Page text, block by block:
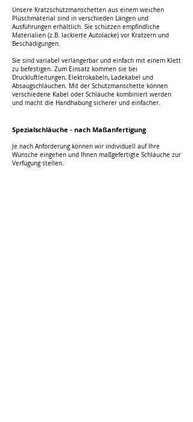
Unsere Kratzschutzmanschetten aus einem weichen
Plüschmaterial sind in verschieden Längen und
Ausführungen erhältlich. Sie schützen empfindliche
Materialien (z.B. lackierte Autolacke) vor Kratzern und
Beschädigungen.
Sie sind variabel verlängerbar und einfach mit einem Klett
zu befestigen. Zum Einsatz kommen sie bei
Druckluftleitungen, Elektrokabeln, Ladekabel und
Absaugschläuchen. Mit der Schutzmanschette können
verschiedene Kabel oder Schläuche kombiniert werden
und macht die Handhabung sicherer und einfacher.
Spezialschläuche - nach Maßanfertigung
Je nach Anforderung können wir individuell auf Ihre
Wünsche eingehen und Ihnen maßgefertigte Schläuche zur
Verfügung stellen.